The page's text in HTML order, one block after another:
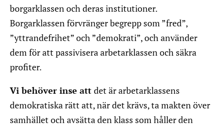
borgarklassen och deras institutioner.
Borgarklassen förvränger begrepp som ”fred”,
”yttrandefrihet” och ”demokrati”, och använder
dem för att passivisera arbetarklassen och säkra
profiter.
Vi behöver inse att det är arbetarklassens
demokratiska rätt att, när det krävs, ta makten över
samhället och avsätta den klass som håller den